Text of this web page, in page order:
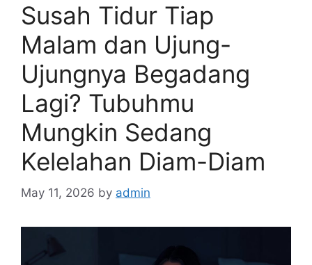
Susah Tidur Tiap
Malam dan Ujung-
Ujungnya Begadang
Lagi? Tubuhmu
Mungkin Sedang
Kelelahan Diam-Diam
May 11, 2026 by admin